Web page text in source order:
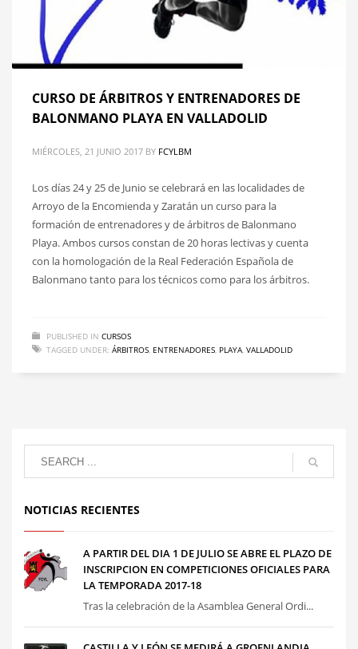
CURSO DE ÁRBITROS Y ENTRENADORES DE
BALONMANO PLAYA EN VALLADOLID
MIÉRCOLES, 21 JUNIO 2017 BY FCYLBM
Los días 24 y 25 de Junio se celebrará en las localidades de
Arroyo de la Encomienda y Zaratán un curso para la
formación de entrenadores y de árbitros de Balonmano
Playa. Ambos cursos constan de 20 horas lectivas y cuenta
con la homologación de la Real Federación Española de
Balonmano tanto para los técnicos como para los árbitros.
PUBLISHED IN CURSOS
TAGGED UNDER: ÁRBITROS ENTRENADORES PLAYA VALLADOLID
NOTICIAS RECIENTES
A PARTIR DEL DIA 1 DE JULIO SE ABRE EL PLAZO DE
INSCRIPCION EN COMPETICIONES OFICIALES PARA
LA TEMPORADA 2017-18
Tras la celebración de la Asamblea General Ordi...